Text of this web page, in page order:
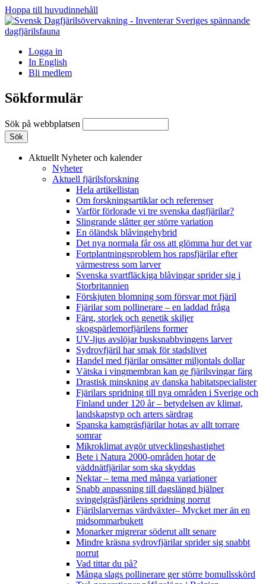
Hoppa till huvudinnehåll
Logga in
In English
Bli medlem
Sökformulär
Sök på webbplatsen
Aktuellt Nyheter och kalender
Nyheter
Aktuell fjärilsforskning
Hela artikellistan
Om forskningsartiklar och referenser
Varför förlorade vi tre svenska dagfjärilar?
Slingrande slåtter ger större variation
En öländsk blåvingehybrid
Det nya normala får oss att glömma hur det var
Fortplantningsproblem hos rapsfjärilar efter
värmestress som larver
Svenska svartfläckiga blåvingar sprider sig i
Storbritannien
Förskjuten blomning som försvar mot fjäril
Fjärilar som pollinerare – en laddad fråga
Färg, storlek och genetik skiljer
skogspärlemorfjärilens former
UV-ljus avslöjar busksnabbvingens larver
Sydrovfjäril har smak för stadslivet
Handel med fjärilar omsätter miljontals dollar
Vätska i vingmembran kan ge fjärilsvingar färg
Drastisk minskning av danska habitatspecialister
Fjärilars spridning till nya områden i Sverige och
Finland under 120 år– betydelsen av klimat,
landskapstyp och arters särdrag
Spanska kamgräsfjärilar hotas av allt torrare
somrar
Mikroklimat avgör utvecklingshastighet
Bete i Natura 2000-områden hotar de
väddnätfjärilar som ska skyddas
Nektar – tema med många variationer
Snabb anpassning till dagslängd hjälper
svingelgräsfjärilens spridning norrut
Fjärilslarvernas värdväxter– Mycket mer än en
midsommarbukett
Monarker migrerar söderut allt senare
Mindre kräsna sydrovfjärilar sprider sig snabbt
norrut
Vad tittar du på?
Många slags pollinerare ger större bomullsskörd